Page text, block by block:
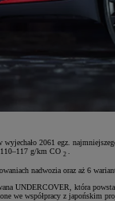
2061 egz.
g/km CO 2
nadwozia oraz aż 6
UNDERCOVER, która
we współpracy z japońskim